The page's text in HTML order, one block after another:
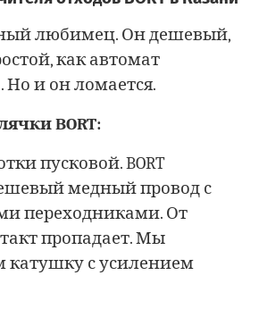
любимец. Он дешевый,
как автомат
и он ломается.
BORT:
пусковой. BORT
медный провод с
переходниками. От
пропадает. Мы
катушку с усилением